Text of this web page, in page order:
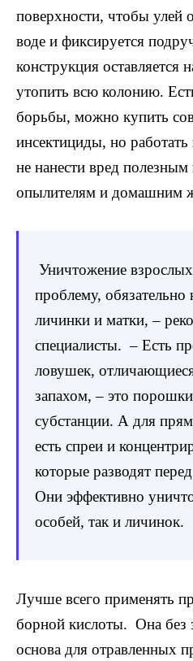
поверхности, чтобы улей
воде и фиксируется
конструкция оставляется
утопить всю колонию.
борьбы, можно купить
инсектициды, но
не нанести вред
опылителям и домашним
Уничтожение
проблему, обязательно
личинки и матки, –
специалисты. – Есть
ловушек,
запахом, – это
субстанции. А для
есть спреи и
которые разводят
Они эффективно
особей, так и личинок.
Лучше всего применять
борной кислоты. Она без
основа для отравленных